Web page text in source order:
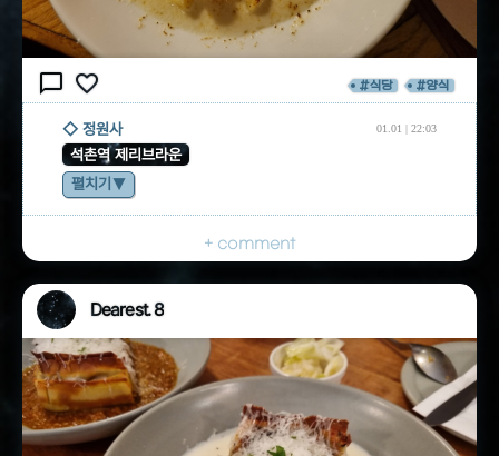
chat_bubble_outline favorite_border #식당 #양식
◇ 정원사 01.01 | 22:03
석촌역 제리브라운
펼치기
+ comment
Dearest. 8